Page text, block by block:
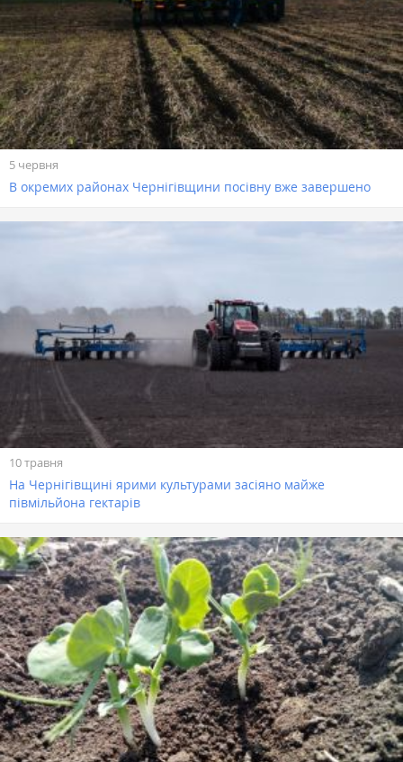
5 червня
В окремих районах Чернігівщини посівну вже завершено
10 травня
На Чернігівщині ярими культурами засіяно майже
півмільйона гектарів